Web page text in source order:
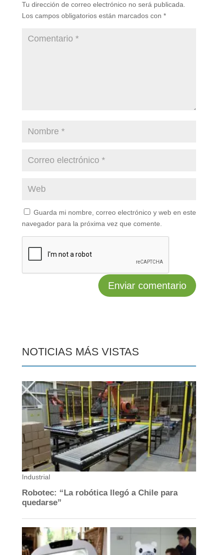
Tu dirección de correo electrónico no será publicada.
Los campos obligatorios están marcados con *
Guarda mi nombre, correo electrónico y web en este
navegador para la próxima vez que comente.
NOTICIAS MÁS VISTAS